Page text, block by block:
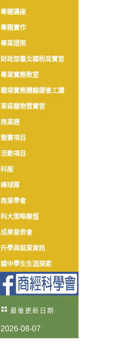
專題講座
專題實作
專業證照
財政部臺北國稅局實習
專業實務教室
職場實務體驗課後工讀
東森寵物雲實習
商業週
競賽項目
活動項目
科服
棒球隊
商業學會
科大策略聯盟
成果發表會
升學與就業資訊
國中學生生涯探索
最後更新日期
2026-08-07